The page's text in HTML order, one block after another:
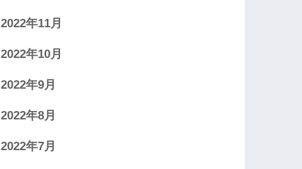
2022年11月
2022年10月
2022年9月
2022年8月
2022年7月